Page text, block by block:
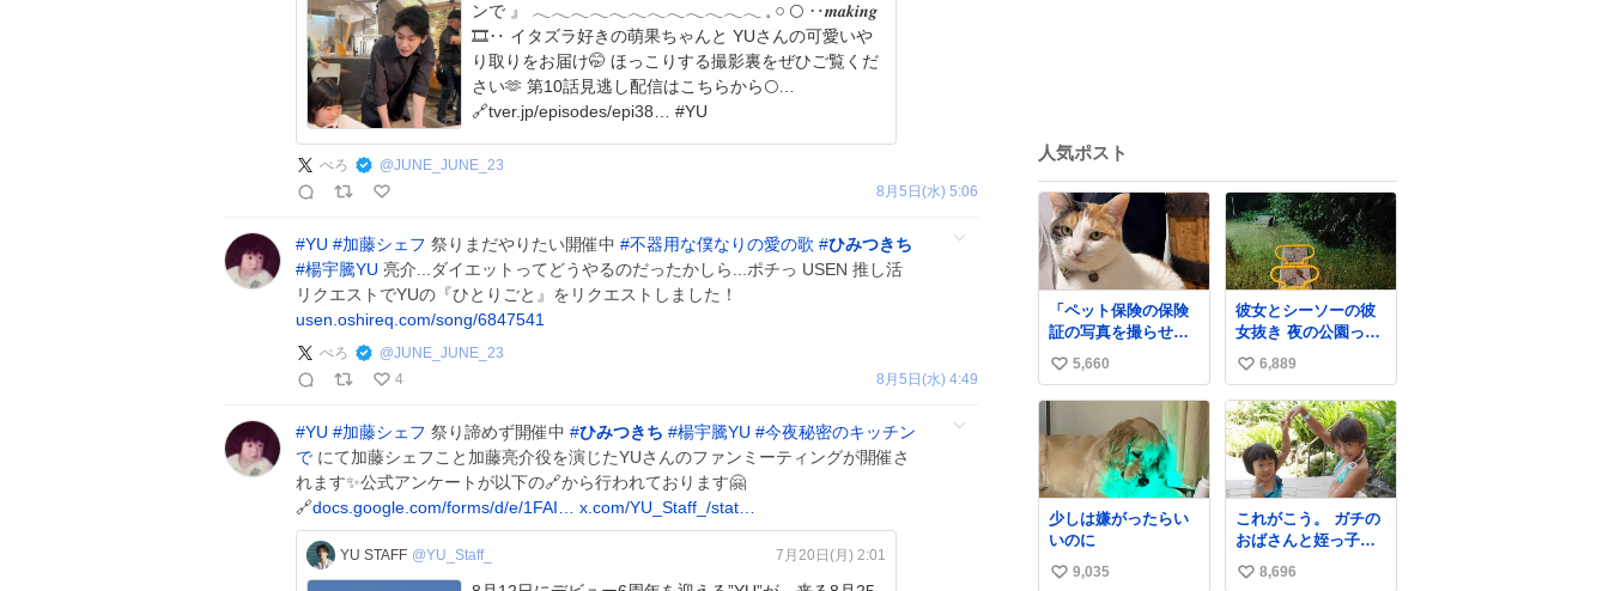
ンで 』 𓂃𓂃𓂃𓂃𓂃𓂃𓂃𓂃𓂃𓂃𓂃𓂃 𓈒 𓏸 🌕 ‥𝒎𝒂𝒌𝒊𝒏𝒈
🎞️‥ イタズラ好きの萌果ちゃんと YUさんの可愛いや
り取りをお届け🤭 ほっこりする撮影裏をぜひご覧くだ
さい🫶 第10話見逃し配信はこちらから🌕
🔗tver.jp/episodes/epi38… #YU
ぺろ @JUNE_JUNE_23
8月5日(水) 5:06
#YU #加藤シェフ 祭りまだやりたい開催中 #不器用な僕なりの愛の歌 #ひみつきち
#楊宇騰YU 亮介...ダイエットってどうやるのだったかしら...ポチっ USEN 推し活
リクエストでYUの『ひとりごと』をリクエストしました！
usen.oshireq.com/song/6847541
ぺろ @JUNE_JUNE_23
4
8月5日(水) 4:49
#YU #加藤シェフ 祭り諦めず開催中 #ひみつきち #楊宇騰YU #今夜秘密のキッチン
で にて加藤シェフこと加藤亮介役を演じたYUさんのファンミーティングが開催さ
れます✨️公式アンケートが以下の🔗から行われております🤗
🔗docs.google.com/forms/d/e/1FAI… x.com/YU_Staff_/stat…
YU STAFF @YU_Staff_ 7月20日(月) 2:01
人気ポスト
「ペット保険の保険
証の写真を撮らせて
くれ」と頼んだらち
ゃんと座ってポーズ
を取ってくれた人
い
い
数
5,660
彼女とシーソーの彼
女抜き 夜の公園って
不審者が現れそうで
怖いんだよな
い
い
ね
数
6,889
少しは嫌がったらい
いのに
い
9,035
これがこう。 ガチの
おばさんと姪っ子で
す。 （身長抜かされ
ててしぬ笑） #ヤツ
い
8,696